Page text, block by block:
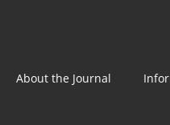
About the Journal